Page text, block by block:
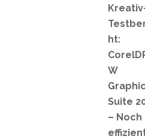
ht:
W
Suite
– Noch